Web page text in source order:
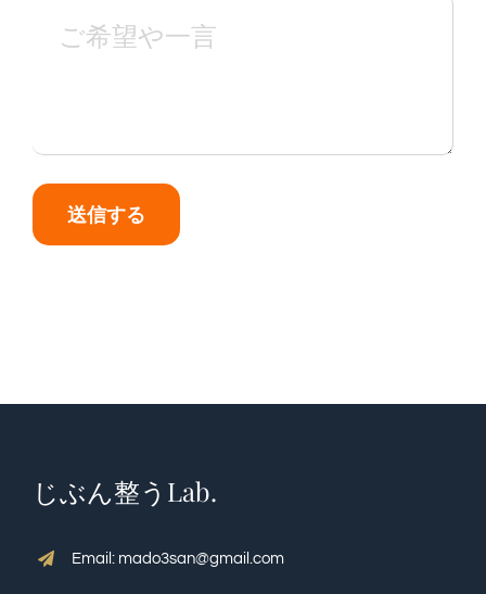
送信する
じぶん整うLab.
Email: mado3san@gmail.com